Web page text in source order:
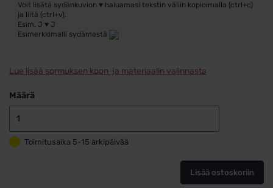
Voit lisätä sydänkuvion ♥ haluamasi tekstin väliin kopioimalla (ctrl+c)
ja liitä (ctrl+v).
Esim. J ♥ J
Esimerkkimalli sydämestä
Lue lisää sormuksen koon ja materiaalin valinnasta
Määrä
Steel
Magic
Brilliant
Toimitusaika 5-15 arkipäivää
Lisää ostoskoriin